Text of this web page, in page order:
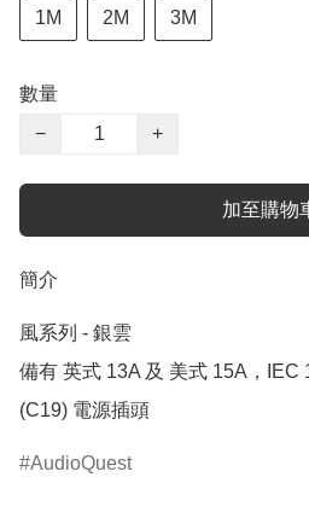
1M 2M 3M
數量
−
+
加至購物
簡介
風系列 - 銀雲
備有 英式 13A 及 美式 15A，IEC
(C19) 電源插頭
AudioQuest